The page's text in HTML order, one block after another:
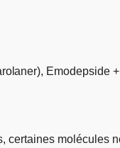
Emodepside